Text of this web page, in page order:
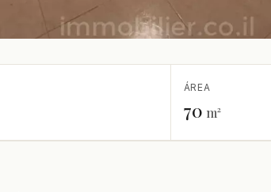
ÁREA
70 m²